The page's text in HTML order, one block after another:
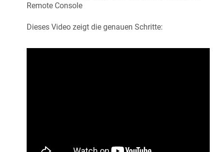
Remote Console
Dieses Video zeigt die genauen Schritte: